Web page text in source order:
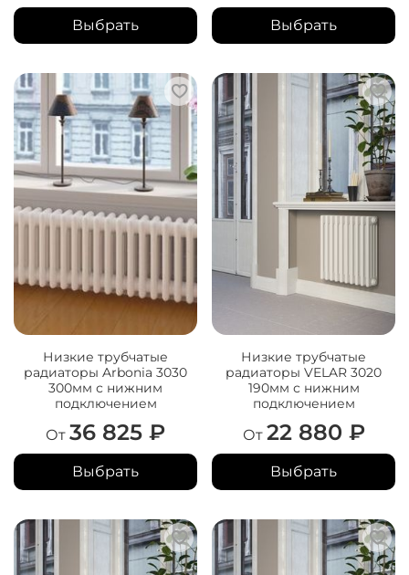
Выбрать Выбрать
Низкие трубчатые
радиаторы Arbonia 3030
300мм с нижним
подключением
От 36 825 ₽
Выбрать
Низкие трубчатые
радиаторы VELAR 3020
190мм с нижним
подключением
От 22 880 ₽
Выбрать